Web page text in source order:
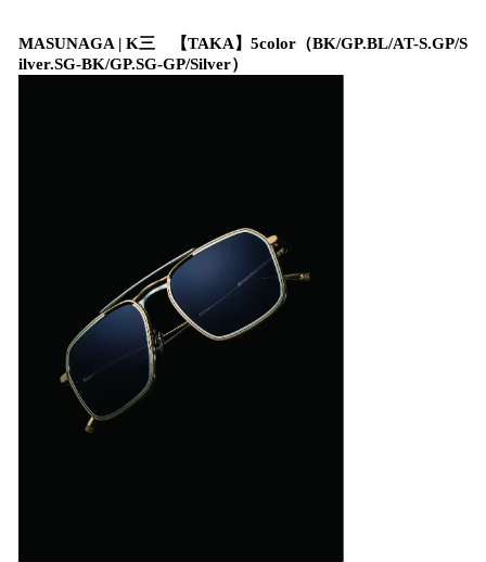
MASUNAGA | K三 【TAKA】5color（BK/GP.BL/AT-S.GP/S
ilver.SG-BK/GP.SG-GP/Silver）